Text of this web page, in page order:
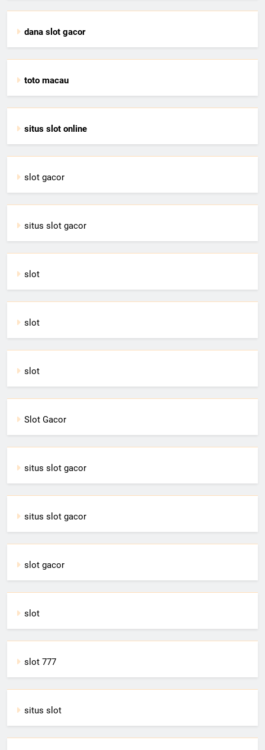
dana slot gacor
toto macau
situs slot online
slot gacor
situs slot gacor
slot
slot
slot
Slot Gacor
situs slot gacor
situs slot gacor
slot gacor
slot
slot 777
situs slot